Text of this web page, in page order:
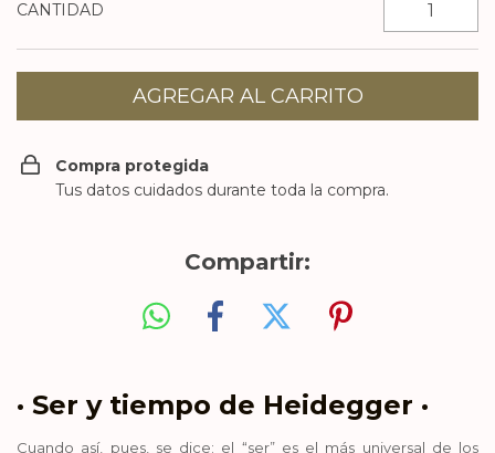
CANTIDAD
Compra protegida
Tus datos cuidados durante toda la compra.
Compartir:
· Ser y tiempo de Heidegger ·
Cuando así, pues, se dice: el “ser” es el más universal de los